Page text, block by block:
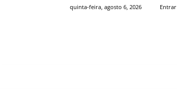
quinta-feira, agosto 6, 2026